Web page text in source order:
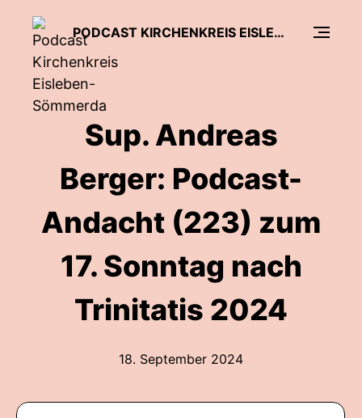
PODCAST KIRCHENKREIS EISLEBEN-SÖMMERDA
Sup. Andreas
Berger: Podcast-
Andacht (223) zum
17. Sonntag nach
Trinitatis 2024
18. September 2024